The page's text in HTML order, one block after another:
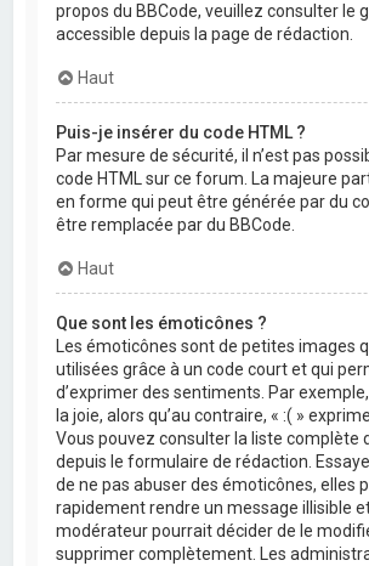
propos du BBCode, veuillez consulter le
accessible depuis la page de rédaction.
Haut
Puis-je insérer du code HTML ?
Par mesure de sécurité, il n’est pas
code HTML sur ce forum. La majeure
en forme qui peut être générée par du
être remplacée par du BBCode.
Haut
Que sont les émoticônes ?
Les émoticônes sont de petites images
utilisées grâce à un code court et qui
d’exprimer des sentiments. Par
la joie, alors qu’au contraire, « :( »
Vous pouvez consulter la liste complète
depuis le formulaire de rédaction.
de ne pas abuser des émoticônes, elles
rapidement rendre un message illisible
modérateur pourrait décider de le
supprimer complètement. Les